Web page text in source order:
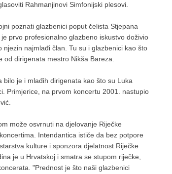
Rahmanjinovi Simfonijski plesovi.
poznati glazbenici poput čelista Stjepana
prvo profesionalno glazbeno iskustvo doživio
najmlađi član. Tu su i glazbenici kao što
dirigenata mestro Nikša Bareza.
je i mlađih dirigenata kao što su Luka
Primjerice, na prvom koncertu 2001. nastupio
može osvrnuti na djelovanje Riječke
Intendantica ističe da bez potpore
kulture i sponzora djelatnost Riječke
je u Hrvatskoj i smatra se stupom riječke,
"Prednost je što naši glazbenici